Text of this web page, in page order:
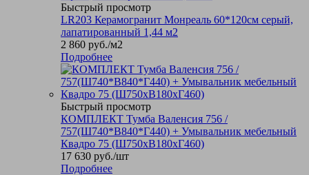
Быстрый просмотр
LR203 Керамогранит Монреаль 60*120см серый,
лапатированный 1,44 м2
2 860 руб./м2
Подробнее
Быстрый просмотр
КОМПЛЕКТ Тумба Валенсия 756 /
757(Ш740*В840*Г440) + Умывальник мебельный
Квадро 75 (Ш750хВ180хГ460)
17 630 руб./шт
Подробнее